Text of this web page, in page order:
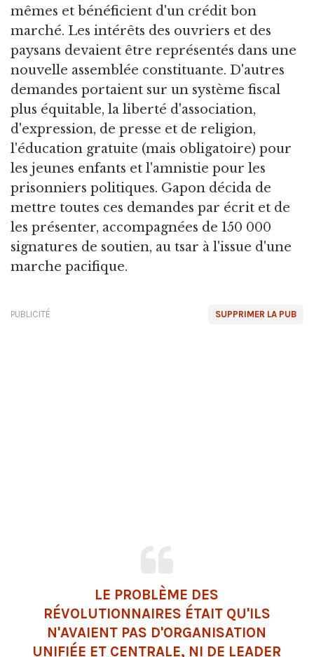
mêmes et bénéficient d'un crédit bon
marché. Les intérêts des ouvriers et des
paysans devaient être représentés dans une
nouvelle assemblée constituante. D'autres
demandes portaient sur un système fiscal
plus équitable, la liberté d'association,
d'expression, de presse et de religion,
l'éducation gratuite (mais obligatoire) pour
les jeunes enfants et l'amnistie pour les
prisonniers politiques. Gapon décida de
mettre toutes ces demandes par écrit et de
les présenter, accompagnées de 150 000
signatures de soutien, au tsar à l'issue d'une
marche pacifique.
SUPPRIMER LA PUB
PUBLICITÉ
LE PROBLÈME DES
RÉVOLUTIONNAIRES ÉTAIT QU'ILS
N'AVAIENT PAS D'ORGANISATION
UNIFIÉE ET CENTRALE, NI DE LEADER